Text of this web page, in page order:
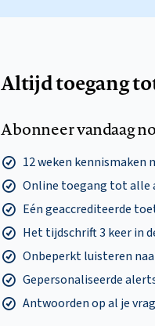
Altijd toegang
Abonneer vandaag
12 weken kennismaken
Online toegang tot alle
Eén geaccrediteerde
Het tijdschrift 3 keer in
Onbeperkt luisteren
Gepersonaliseerde
Antwoorden op al je